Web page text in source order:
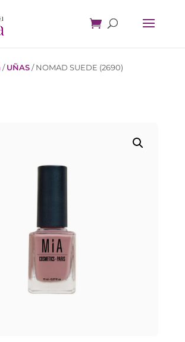
/UÑAS/NOMAD SUEDE (2690)